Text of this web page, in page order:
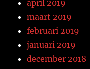
april 2019
maart 2019
februari 2019
januari 2019
december 2018